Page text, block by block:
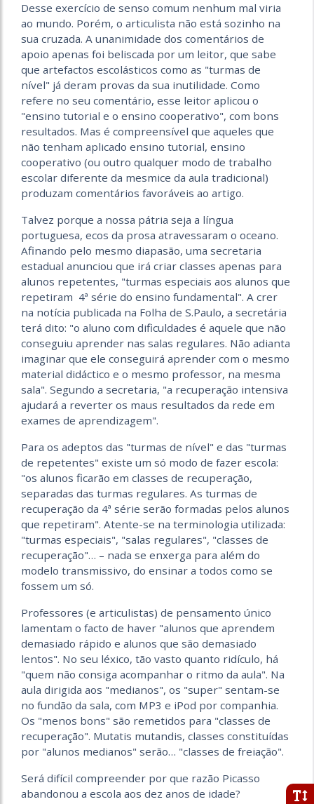
Desse exercício de senso comum nenhum mal viria
ao mundo. Porém, o articulista não está sozinho na
sua cruzada. A unanimidade dos comentários de
apoio apenas foi beliscada por um leitor, que sabe
que artefactos escolásticos como as "turmas de
nível" já deram provas da sua inutilidade. Como
refere no seu comentário, esse leitor aplicou o
"ensino tutorial e o ensino cooperativo", com bons
resultados. Mas é compreensível que aqueles que
não tenham aplicado ensino tutorial, ensino
cooperativo (ou outro qualquer modo de trabalho
escolar diferente da mesmice da aula tradicional)
produzam comentários favoráveis ao artigo.
Talvez porque a nossa pátria seja a língua
portuguesa, ecos da prosa atravessaram o oceano.
Afinando pelo mesmo diapasão, uma secretaria
estadual anunciou que irá criar classes apenas para
alunos repetentes, "turmas especiais aos alunos que
repetiram 4ª série do ensino fundamental". A crer
na notícia publicada na Folha de S.Paulo, a secretária
terá dito: "o aluno com dificuldades é aquele que não
conseguiu aprender nas salas regulares. Não adianta
imaginar que ele conseguirá aprender com o mesmo
material didáctico e o mesmo professor, na mesma
sala". Segundo a secretaria, "a recuperação intensiva
ajudará a reverter os maus resultados da rede em
exames de aprendizagem".
Para os adeptos das "turmas de nível" e das "turmas
de repetentes" existe um só modo de fazer escola:
"os alunos ficarão em classes de recuperação,
separadas das turmas regulares. As turmas de
recuperação da 4ª série serão formadas pelos alunos
que repetiram". Atente-se na terminologia utilizada:
"turmas especiais", "salas regulares", "classes de
recuperação"… – nada se enxerga para além do
modelo transmissivo, do ensinar a todos como se
fossem um só.
Professores (e articulistas) de pensamento único
lamentam o facto de haver "alunos que aprendem
demasiado rápido e alunos que são demasiado
lentos". No seu léxico, tão vasto quanto ridículo, há
"quem não consiga acompanhar o ritmo da aula". Na
aula dirigida aos "medianos", os "super" sentam-se
no fundão da sala, com MP3 e iPod por companhia.
Os "menos bons" são remetidos para "classes de
recuperação". Mutatis mutandis, classes constituídas
por "alunos medianos" serão… "classes de freiação".
Será difícil compreender por que razão Picasso
abandonou a escola aos dez anos de idade?